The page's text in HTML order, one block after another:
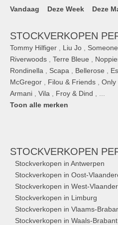
Vandaag Deze Week Deze
STOCKVERKOPEN
Tommy Hilfiger Liu Jo Someone
Riverwoods
Terre Bleue
Rondinella
Scapa Bellerose
McGregor
Filou & Friends Only
Armani
Vila Froy & Dind
Toon alle merken
STOCKVERKOPEN
Stockverkopen in Antwerpen
Stockverkopen in Oost-
Stockverkopen in West-
Stockverkopen in Limburg
Stockverkopen in Vlaams-
Stockverkopen in Waals-Brabant